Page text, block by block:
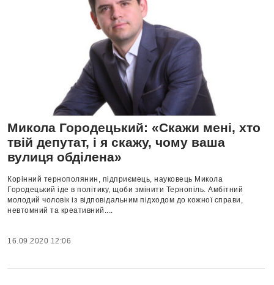
Микола Городецький: «Скажи мені, хто
твій депутат, і я скажу, чому ваша
вулиця обділена»
Корінний тернополянин, підприємець, науковець Микола
Городецький іде в політику, щоби змінити Тернопіль. Амбітний
молодий чоловік із відповідальним підходом до кожної справи,
невтомний та креативний....
16.09.2020 12:06